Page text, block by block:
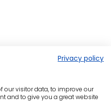
Privacy policy
our visitor data, to improve our
and to give you a great website